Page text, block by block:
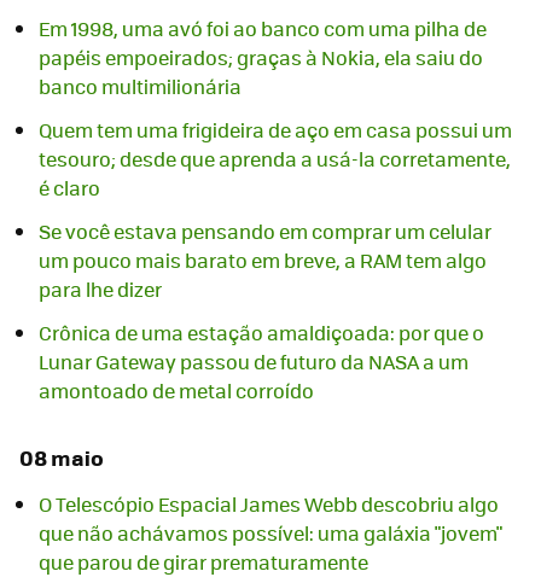
Em 1998, uma avó foi ao banco com uma pilha de
papéis empoeirados; graças à Nokia, ela saiu do
banco multimilionária
Quem tem uma frigideira de aço em casa possui um
tesouro; desde que aprenda a usá-la corretamente,
é claro
Se você estava pensando em comprar um celular
um pouco mais barato em breve, a RAM tem algo
para lhe dizer
Crônica de uma estação amaldiçoada: por que o
Lunar Gateway passou de futuro da NASA a um
amontoado de metal corroído
08 maio
O Telescópio Espacial James Webb descobriu algo
que não achávamos possível: uma galáxia "jovem"
que parou de girar prematuramente